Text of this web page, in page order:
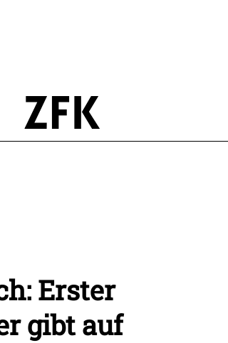
Erster
gibt auf